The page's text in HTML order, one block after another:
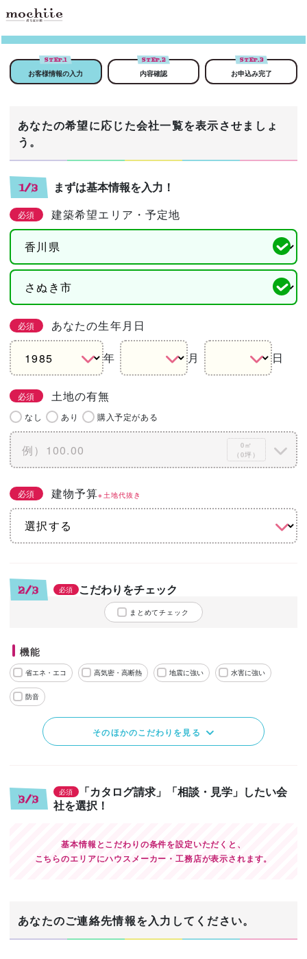
STEP.1
お客様情報の入力
STEP.2
内容確認
STEP.3
お申込み完了
あなたの希望に応じた会社一覧を表示させましょ
う。
1/3 まずは基本情報を入力！
必須 建築希望エリア・予定地
必須 あなたの生年月日
年 月 日
必須 土地の有無
なし あり 購入予定がある
0㎡
（0坪）
必須 建物予算※土地代抜き
2/3 必須 こだわりをチェック
まとめてチェック
機能
省エネ・エコ 高気密・高断熱 地震に強い 水害に強い
防音
そのほかのこだわりを見る
3/3
必須
「カタログ請求」「相談・見学」したい会
社を選択！
基本情報とこだわりの条件を設定いただくと、
こちらのエリアにハウスメーカー・工務店が表示されます。
あなたのご連絡先情報を入力してください。